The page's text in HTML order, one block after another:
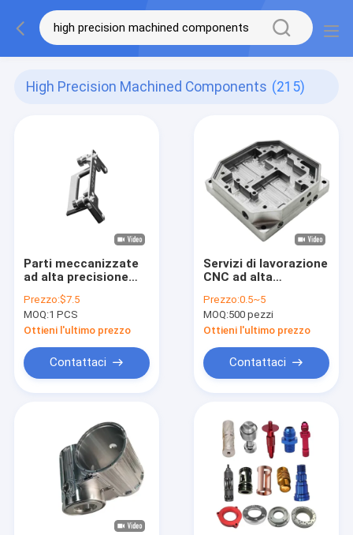
High Precision Machined Components (215)
Parti meccanizzate
ad alta precisione
mm-800 mm
Larghezza
Prezzo:$7.5
MOQ:1 PCS
Ottieni l'ultimo prezzo
Contattaci
Servizi di lavorazione
CNC ad alta
Prezzo:0.5~5
MOQ:500 pezzi
Ottieni l'ultimo prezzo
Contattaci